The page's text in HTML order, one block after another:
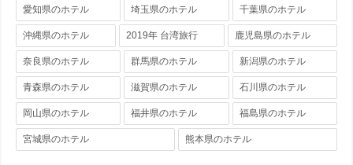
愛知県のホテル 埼玉県のホテル 千葉県のホテル
沖縄県のホテル 2019年 台湾旅行 鹿児島県のホテル
奈良県のホテル 群馬県のホテル 新潟県のホテル
青森県のホテル 滋賀県のホテル 石川県のホテル
岡山県のホテル 福井県のホテル 福島県のホテル
宮城県のホテル 熊本県のホテル